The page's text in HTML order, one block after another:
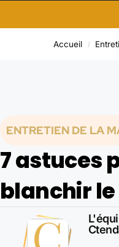
Accueil /
ENTRETIEN DE LA
7 astuces
blanchir